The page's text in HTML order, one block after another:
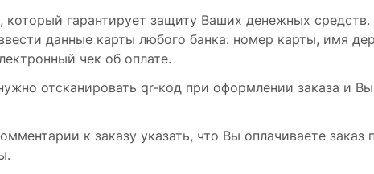
который гарантирует защиту Ваших денежных
данные карты любого банка: номер карты, имя
чек об оплате.
отсканировать qr-код при оформлении заказа и
к заказу указать, что Вы оплачиваете заказ